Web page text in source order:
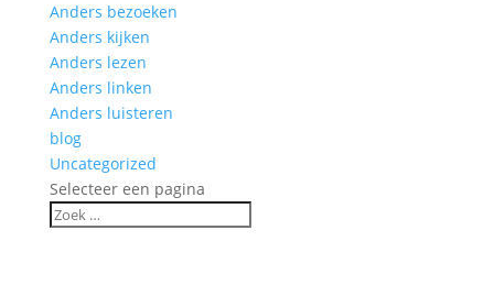
Anders bezoeken
Anders kijken
Anders lezen
Anders linken
Anders luisteren
blog
Uncategorized
Selecteer een pagina